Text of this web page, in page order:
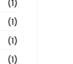
(1)
(1)
(1)
(1)